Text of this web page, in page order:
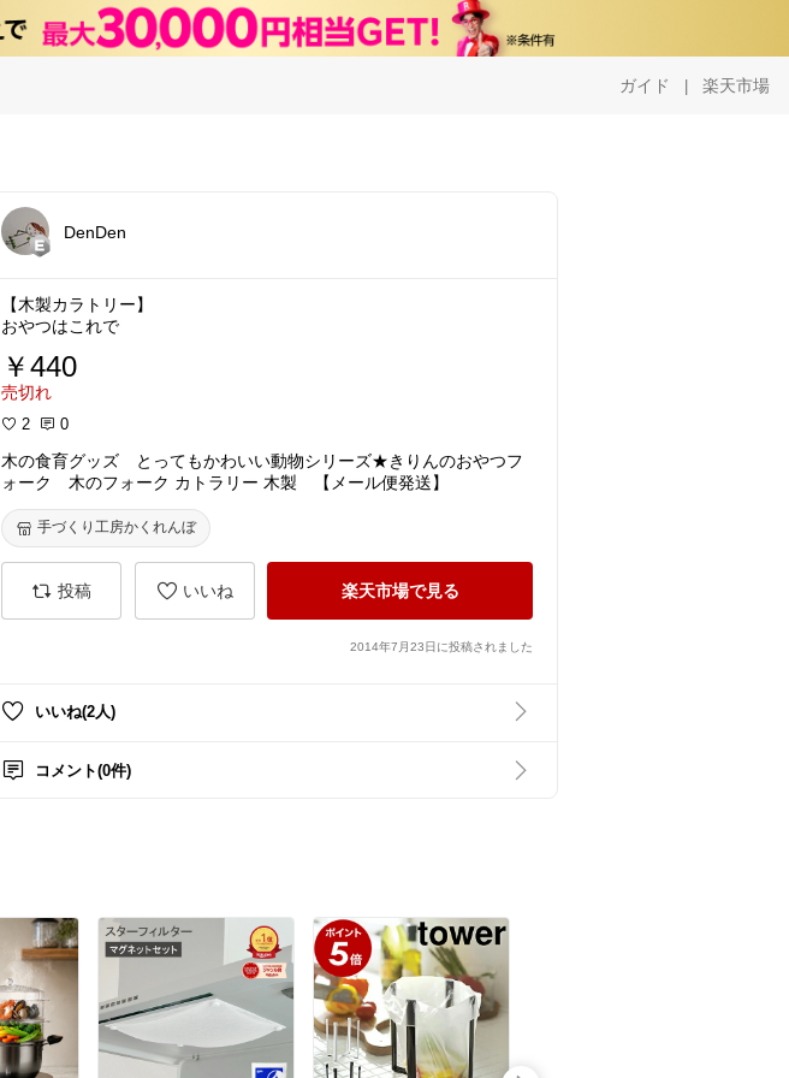
ガイド | 楽天市場
DenDen
【木製カラトリー】
おやつはこれで
￥440
売切れ
2 0
木の食育グッズ とってもかわいい動物シリーズ★きりんのおやつフ
ォーク 木のフォーク カトラリー 木製 【メール便発送】
手づくり工房かくれんぼ
投稿 いいね 楽天市場で見る
2014年7月23日に投稿されました
いいね(2人)
コメント(0件)